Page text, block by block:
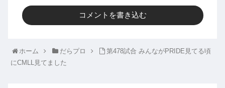
コメントを書き込む
ホーム だらプロ
第478試合 みんながPRIDE見てる頃
にCMLL見てました